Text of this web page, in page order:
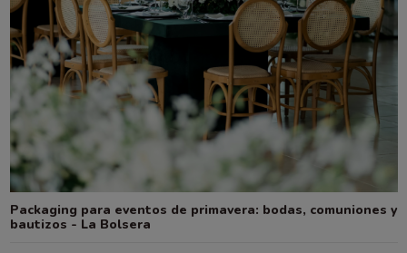
Packaging para eventos de primavera: bodas, comuniones y
bautizos - La Bolsera